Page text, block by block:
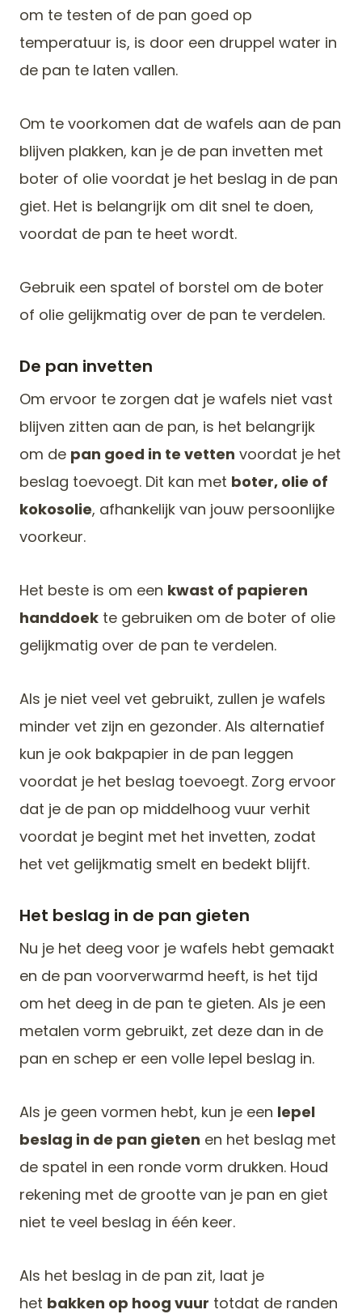
om te testen of de pan goed op
temperatuur is, is door een druppel water in
de pan te laten vallen.
Om te voorkomen dat de wafels aan de pan
blijven plakken, kan je de pan invetten met
boter of olie voordat je het beslag in de pan
giet. Het is belangrijk om dit snel te doen,
voordat de pan te heet wordt.
Gebruik een spatel of borstel om de boter
of olie gelijkmatig over de pan te verdelen.
De pan invetten
Om ervoor te zorgen dat je wafels niet vast
blijven zitten aan de pan, is het belangrijk
om de pan goed in te vetten voordat je het
beslag toevoegt. Dit kan met boter, olie of
kokosolie, afhankelijk van jouw persoonlijke
voorkeur.
Het beste is om een kwast of papieren
handdoek te gebruiken om de boter of olie
gelijkmatig over de pan te verdelen.
Als je niet veel vet gebruikt, zullen je wafels
minder vet zijn en gezonder. Als alternatief
kun je ook bakpapier in de pan leggen
voordat je het beslag toevoegt. Zorg ervoor
dat je de pan op middelhoog vuur verhit
voordat je begint met het invetten, zodat
het vet gelijkmatig smelt en bedekt blijft.
Het beslag in de pan gieten
Nu je het deeg voor je wafels hebt gemaakt
en de pan voorverwarmd heeft, is het tijd
om het deeg in de pan te gieten. Als je een
metalen vorm gebruikt, zet deze dan in de
pan en schep er een volle lepel beslag in.
Als je geen vormen hebt, kun je een lepel
beslag in de pan gieten en het beslag met
de spatel in een ronde vorm drukken. Houd
rekening met de grootte van je pan en giet
niet te veel beslag in één keer.
Als het beslag in de pan zit, laat je
het bakken op hoog vuur totdat de randen